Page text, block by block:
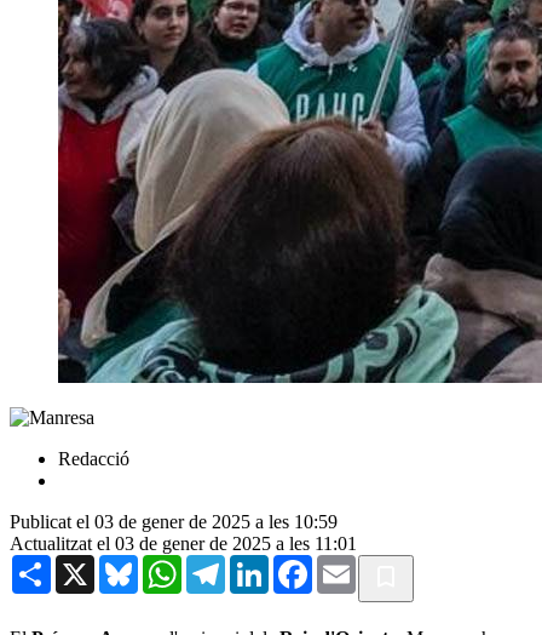
Redacció
Publicat el 03 de gener de 2025 a les 10:59
Actualitzat el 03 de gener de 2025 a les 11:01
Share X BlueskyWhatsAppTelegramLinkedInFacebook
Email